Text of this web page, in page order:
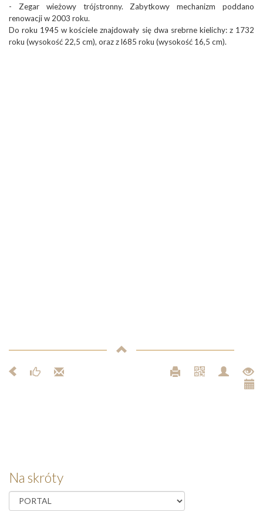
- Zegar wieżowy trójstronny. Zabytkowy mechanizm poddano
renowacji w 2003 roku.
Do roku 1945 w kościele znajdowały się dwa srebrne kielichy: z 1732
roku (wysokość 22,5 cm), oraz z l685 roku (wysokość 16,5 cm).
Na skróty